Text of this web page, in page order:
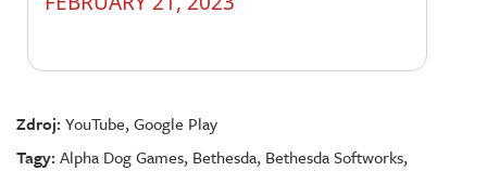
Zdroj:YouTube,Google Play
Tagy:Alpha Dog Games, Bethesda, Bethesda Softworks,